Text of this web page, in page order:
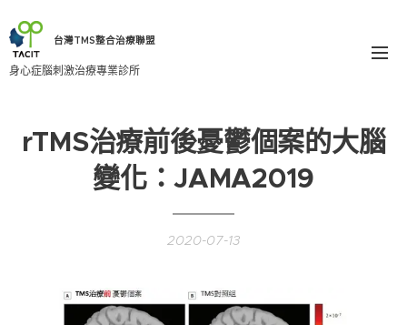
台灣TMS整合治療聯盟
身心症腦刺激治療專業診所
rTMS治療前後憂鬱個案的大腦
變化：JAMA2019
2020-07-13